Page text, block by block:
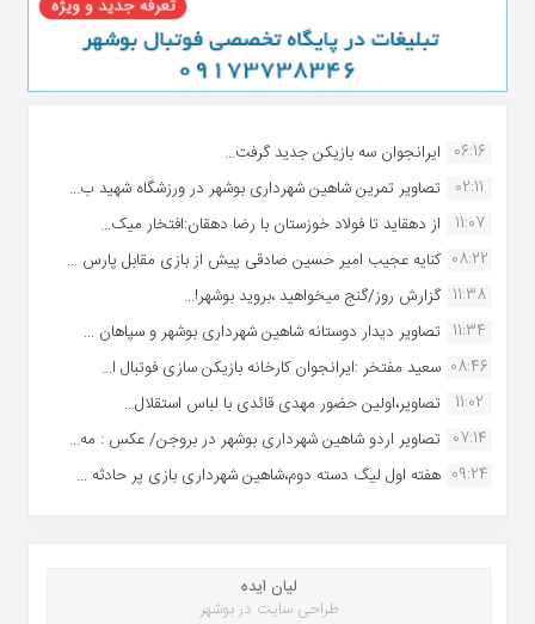
06:16 ایرانجوان سه بازیکن جدید گرفت...
02:11
تصاویر تمرین شاهین شهردارى بوشهر در ورزشگاه شهید ب...
11:07
از دهقاید تا فولاد خوزستان با رضا دهقان:افتخار میک...
08:22 کنایه عجیب امیر حسین صادقی پیش از بازی مقابل پارس ...
11:38 گزارش روز/گنج میخواهید ،بروید بوشهر!...
11:34 تصاویر دیدار دوستانه شاهین شهردارى بوشهر و سپاهان ...
08:46 سعید مفتخر :ایرانجوان کارخانه بازیکن سازی فوتبال ا...
11:02
تصاویر،اولین حضور مهدی قائدی با لباس استقلال...
07:14 تصاویر اردو شاهین شهرداری بوشهر در بروجن/ عکس : مه...
09:24 هفته اول لیگ دسته دوم،شاهین شهرداری بازی پر حادثه ...
لیان ایده
طراحی سایت در بوشهر